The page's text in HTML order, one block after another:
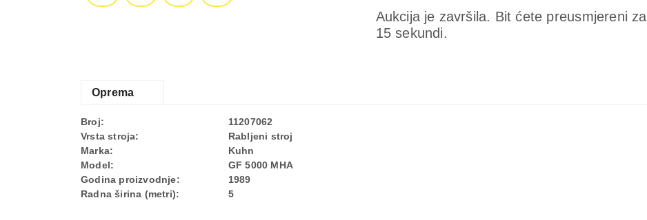
Aukcija je završila. Bit ćete preusmjereni za
15 sekundi.
Oprema
Broj:
11207062
Vrsta stroja:
Rabljeni stroj
Marka:
Kuhn
Model:
GF 5000 MHA
Godina proizvodnje:
1989
Radna širina (metri):
5